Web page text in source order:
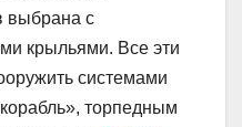
выбрана с
крыльями. Все эти
системами
торпедным